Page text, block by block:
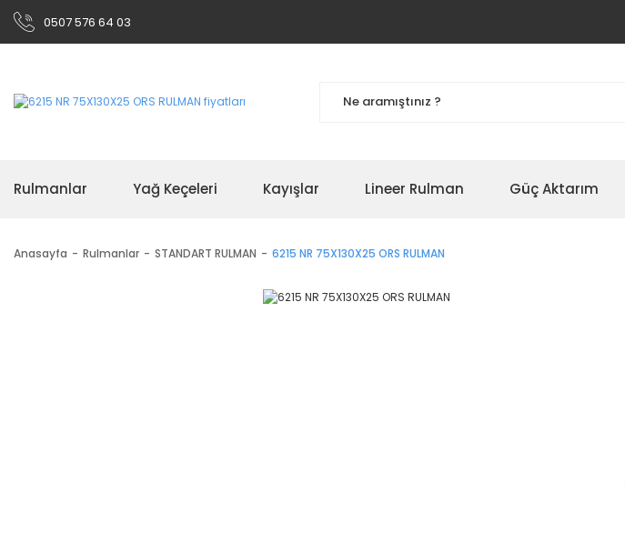
0507 576 64 03
Rulmanlar Yağ Keçeleri Kayışlar Lineer Rulman Güç Aktarım
Anasayfa Rulmanlar STANDART RULMAN 6215 NR 75X130X25 ORS RULMAN